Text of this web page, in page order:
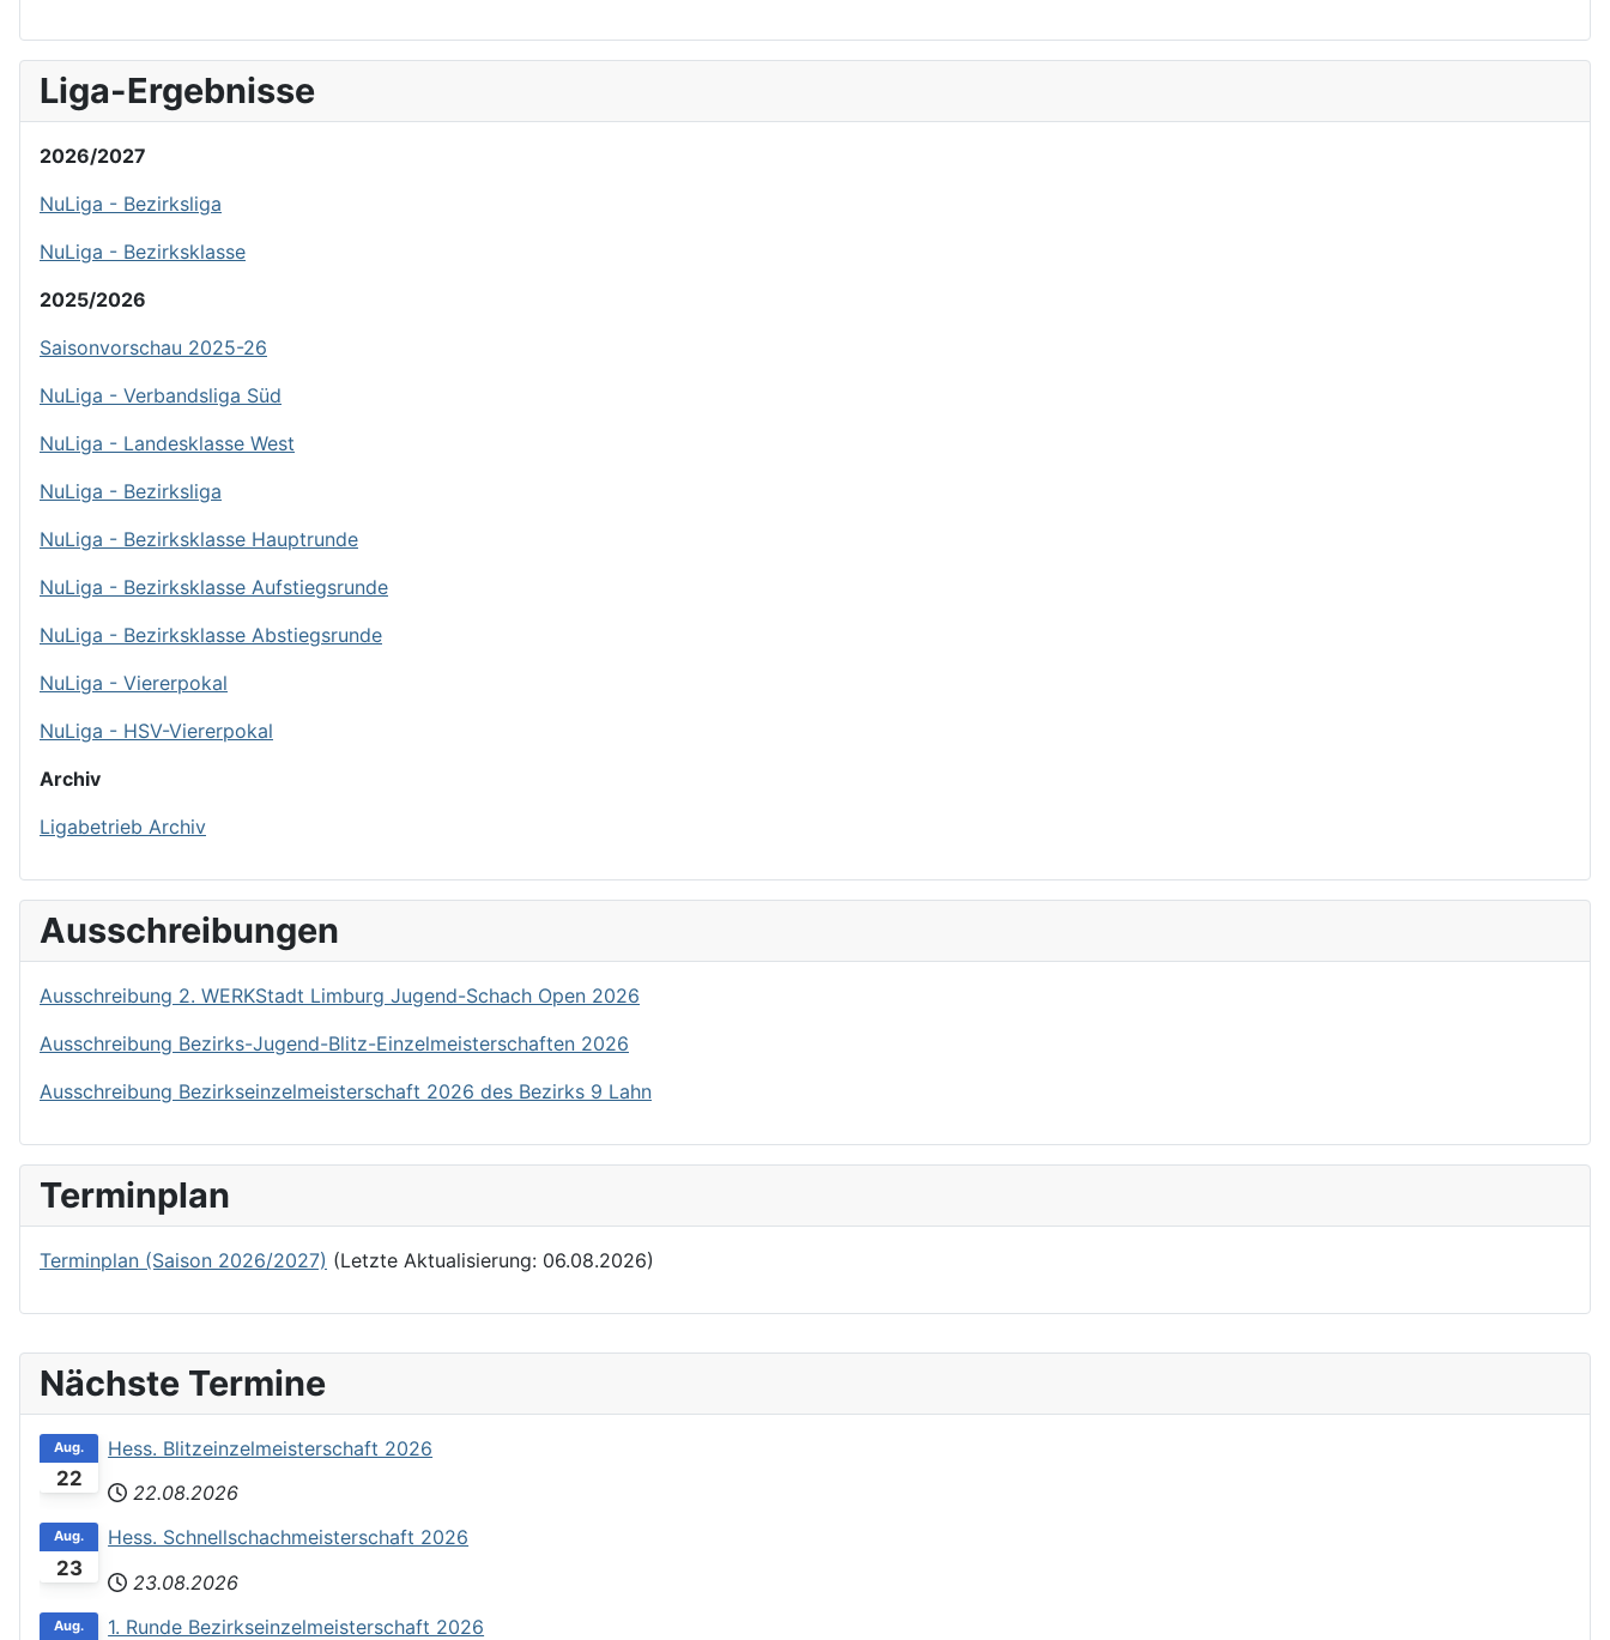
Nächste Termine
22
Aug.
Hess. Blitzeinzelmeisterschaft 2026
22.08.2026
23
Aug.
Hess. Schnellschachmeisterschaft 2026
23.08.2026
Aug. 1. Runde Bezirkseinzelmeisterschaft 2026
Liga-Ergebnisse
2026/2027
NuLiga - Bezirksliga
NuLiga - Bezirksklasse
2025/2026
Saisonvorschau 2025-26
NuLiga - Verbandsliga Süd
NuLiga - Landesklasse West
NuLiga - Bezirksliga
NuLiga - Bezirksklasse Hauptrunde
NuLiga - Bezirksklasse Aufstiegsrunde
NuLiga - Bezirksklasse Abstiegsrunde
NuLiga - Viererpokal
NuLiga - HSV-Viererpokal
Archiv
Ligabetrieb Archiv
Ausschreibungen
Ausschreibung 2. WERKStadt Limburg Jugend-Schach Open 2026
Ausschreibung Bezirks-Jugend-Blitz-Einzelmeisterschaften 2026
Ausschreibung Bezirkseinzelmeisterschaft 2026 des Bezirks 9 Lahn
Terminplan
Terminplan (Saison 2026/2027) (Letzte Aktualisierung: 06.08.2026)